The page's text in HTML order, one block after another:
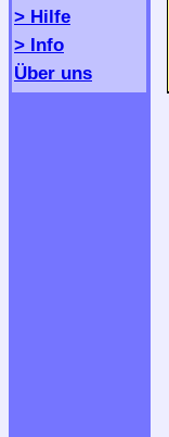
> Hilfe
> Info
Über uns